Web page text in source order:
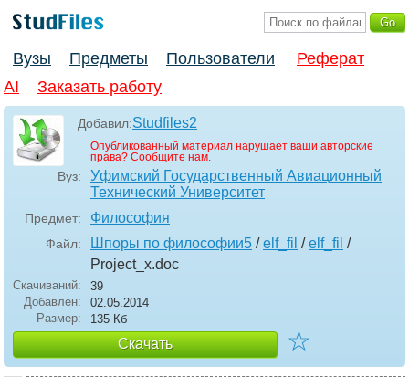
Вузы Предметы Пользователи
Реферат
AI
Заказать работу
Добавил:Studfiles2
Опубликованный материал нарушает ваши авторские
права? Сообщите нам.
Вуз:
Уфимский Государственный Авиационный
Технический Университет
Предмет: Философия
Файл: Шпоры по философии5 /elf_fil /elf_fil /
Project_x.doc
Скачиваний:
39
Добавлен:
02.05.2014
Размер:
135 Кб
Скачать ☆